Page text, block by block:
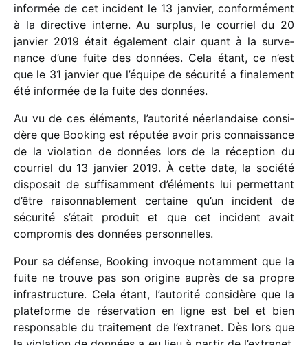
infor­mée de cet inci­dent le 13 janvier, confor­mé­ment
à la direc­tive interne. Au surplus, le cour­riel du 20
janvier 2019 était égale­ment clair quant à la surve­
nance d’une fuite des données. Cela étant, ce n’est
que le 31 janvier que l’équipe de sécu­rité a fina­le­ment
été infor­mée de la fuite des données.
Au vu de ces éléments, l’autorité néer­lan­daise consi­
dère que Booking est répu­tée avoir pris connais­sance
de la viola­tion de données lors de la récep­tion du
cour­riel du 13 janvier 2019. À cette date, la société
dispo­sait de suffi­sam­ment d’éléments lui permet­tant
d’être raison­na­ble­ment certaine qu’un inci­dent de
sécu­rité s’était produit et que cet inci­dent avait
compro­mis des données personnelles.
Pour sa défense, Booking invoque notam­ment que la
fuite ne trouve pas son origine auprès de sa propre
infra­struc­ture. Cela étant, l’autorité consi­dère que la
plate­forme de réser­va­tion en ligne est bel et bien
respon­sable du trai­te­ment de l’extranet. Dès lors que